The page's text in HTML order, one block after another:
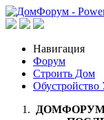
Навигация
Форум
Строить Дом
Обустройство